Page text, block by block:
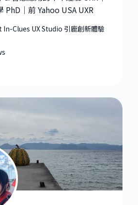
PhD｜前 Yahoo USA UXR
Clues UX Studio 引鹿創新體驗